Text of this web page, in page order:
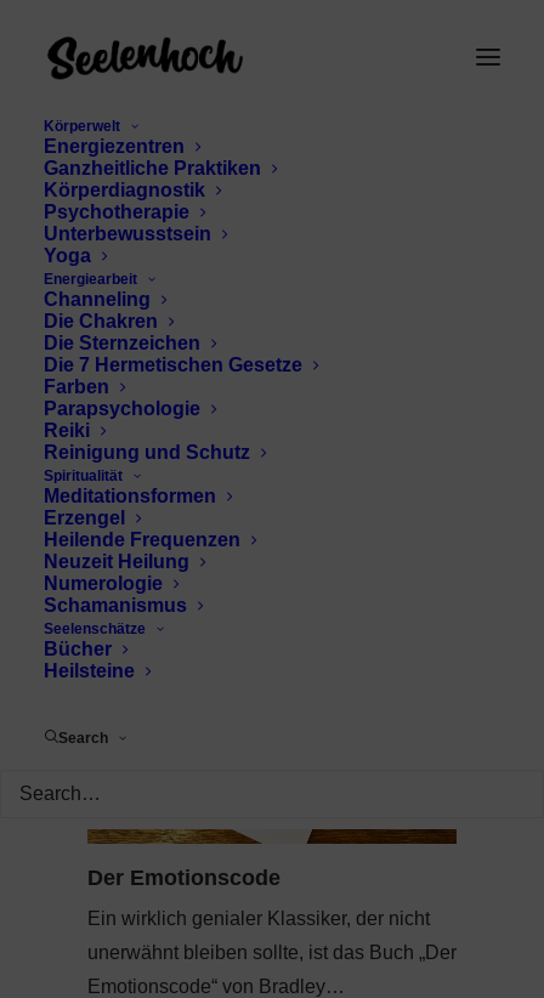
Körperwelt
Energiezentren
Ganzheitliche Praktiken
Körperdiagnostik
Psychotherapie
Unterbewusstsein
Yoga
Energiearbeit
Channeling
Die Chakren
Die Sternzeichen
Die 7 Hermetischen Gesetze
Farben
Parapsychologie
Reiki
Reinigung und Schutz
Spiritualität
Meditationsformen
Erzengel
Heilende Frequenzen
Neuzeit Heilung
Numerologie
Schamanismus
Seelenschätze
Bücher
Heilsteine
Search
Stressbewältigung
Der Emotionscode
Ein wirklich genialer Klassiker, der nicht
unerwähnt bleiben sollte, ist das Buch „Der
Emotionscode“ von Bradley…